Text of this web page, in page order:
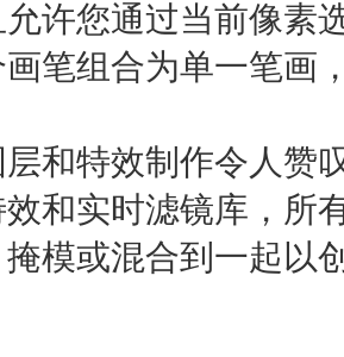
许您通过当前像素
笔组合为单一笔画
和特效制作令人赞
和实时滤镜库，所
模或混合到一起以